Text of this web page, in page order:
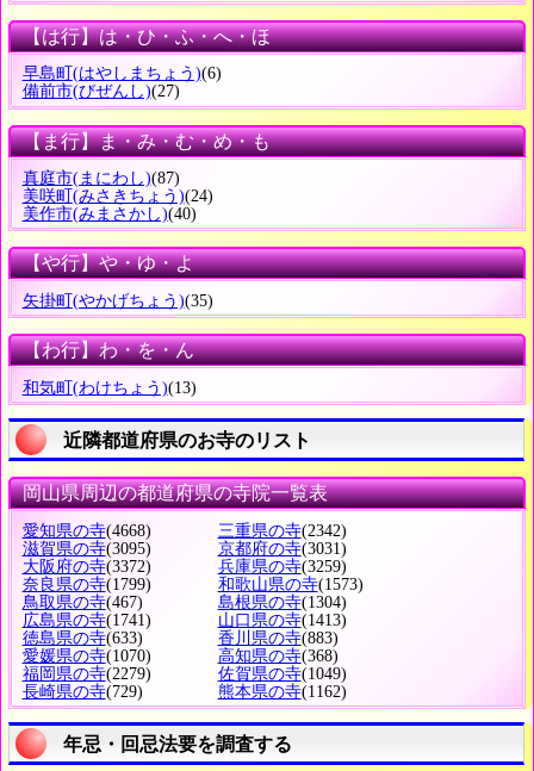
【は行】は・ひ・ふ・へ・ほ
早島町 (はやしまちょう)(6)
備前市(びぜんし)(27)
【ま行】ま・み・む・め・も
真庭市(まにわし)(87)
美咲町 (みさきちょう)(24)
美作市(みまさかし)(40)
【や行】や・ゆ・よ
矢掛町 (やかげちょう)(35)
【わ行】わ・を・ん
和気町(わけちょう)(13)
近隣都道府県のお寺のリスト
岡山県周辺の都道府県の寺院一覧表
愛知県の寺(4668) 三重県の寺(2342)
滋賀県の寺(3095) 京都府の寺(3031)
大阪府の寺(3372) 兵庫県の寺(3259)
奈良県の寺(1799) 和歌山県の寺(1573)
鳥取県の寺(467) 島根県の寺(1304)
広島県の寺(1741) 山口県の寺(1413)
徳島県の寺(633) 香川県の寺(883)
愛媛県の寺(1070) 高知県の寺(368)
福岡県の寺(2279) 佐賀県の寺(1049)
長崎県の寺(729) 熊本県の寺(1162)
年忌・回忌法要を調査する